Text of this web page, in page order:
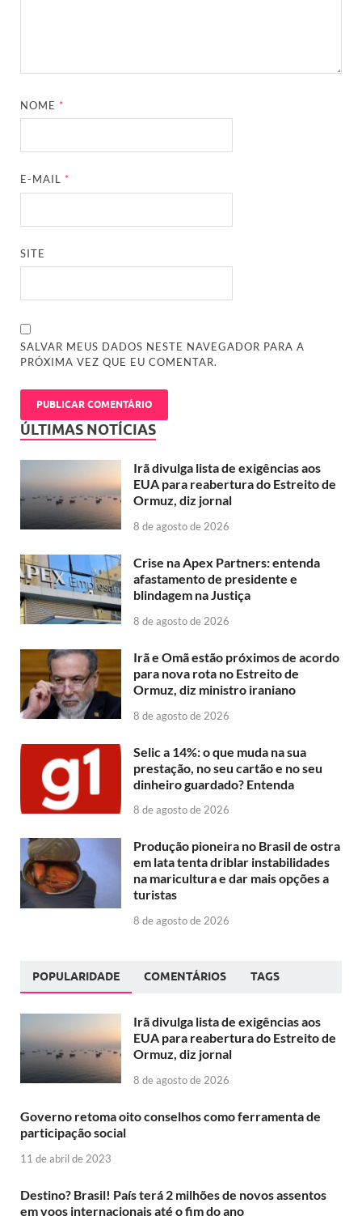
NOME*
E-MAIL*
SITE
SALVAR MEUS DADOS NESTE NAVEGADOR PARA A
PRÓXIMA VEZ QUE EU COMENTAR.
ÚLTIMAS NOTÍCIAS
Irã divulga lista de exigências aos
EUA para reabertura do Estreito de
Ormuz, diz jornal
8 de agosto de 2026
Crise na Apex Partners: entenda
afastamento de presidente e
blindagem na Justiça
8 de agosto de 2026
Irã e Omã estão próximos de acordo
para nova rota no Estreito de
Ormuz, diz ministro iraniano
8 de agosto de 2026
Selic a 14%: o que muda na sua
prestação, no seu cartão e no seu
dinheiro guardado? Entenda
8 de agosto de 2026
Produção pioneira no Brasil de ostra
em lata tenta driblar instabilidades
na maricultura e dar mais opções a
turistas
8 de agosto de 2026
POPULARIDADE COMENTÁRIOS TAGS
Irã divulga lista de exigências aos
EUA para reabertura do Estreito de
Ormuz, diz jornal
8 de agosto de 2026
Governo retoma oito conselhos como ferramenta de
participação social
11 de abril de 2023
Destino? Brasil! País terá 2 milhões de novos assentos
em voos internacionais até o fim do ano